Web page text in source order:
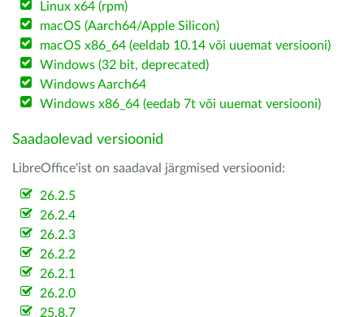
Linux x64 (rpm)
macOS (Aarch64/Apple Silicon)
macOS x86_64 (eeldab 10.14 või uuemat versiooni)
Windows (32 bit, deprecated)
Windows Aarch64
Windows x86_64 (eedab 7t või uuemat versiooni)
Saadaolevad versioonid
LibreOffice'ist on saadaval järgmised versioonid:
26.2.5
26.2.4
26.2.3
26.2.2
26.2.1
26.2.0
25.8.7